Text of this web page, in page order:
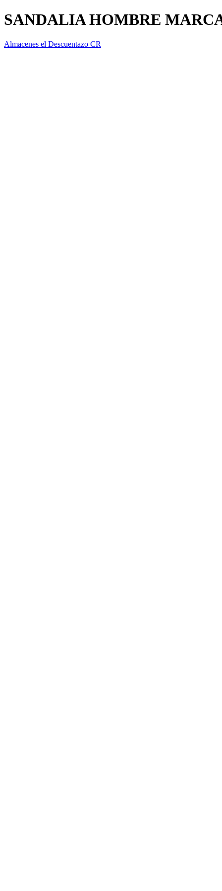
SANDALIA HOMBRE
Almacenes el Descuentazo CR